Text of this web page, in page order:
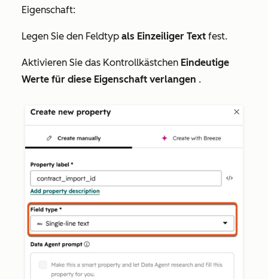
Eigenschaft:
Legen Sie den Feldtyp als Einzeiliger Text fest.
Aktivieren Sie das Kontrollkästchen Eindeutige
Werte für diese Eigenschaft verlangen .